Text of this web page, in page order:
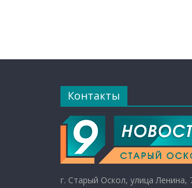
Контакты
г. Старый Оскол, улица Ленина,